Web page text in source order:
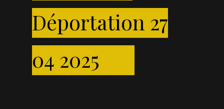
Déportation 27
04 2025